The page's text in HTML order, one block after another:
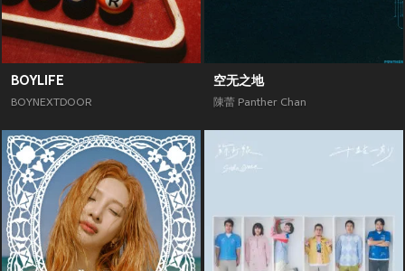
BOYLIFE
BOYNEXTDOOR
空无之地
陳蕾 Panther Chan